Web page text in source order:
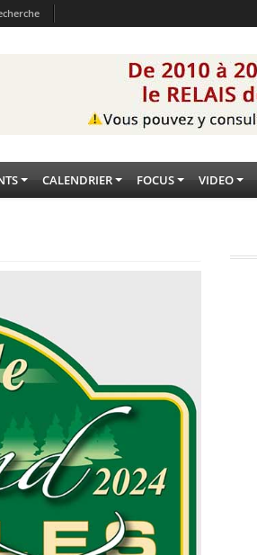
CALENDRIER FOCUS VIDEO